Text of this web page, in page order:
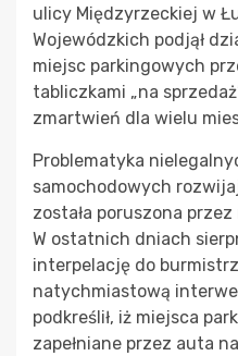
ulicy Międzyrzeckiej w
Wojewódzkich podjął
miejsc parkingowych
tabliczkami „na
zmartwień dla wielu
Problematyka
samochodowych
została poruszona
W ostatnich dniach
interpelację do
natychmiastową
podkreślił, iż miejsca
zapełniane przez auta